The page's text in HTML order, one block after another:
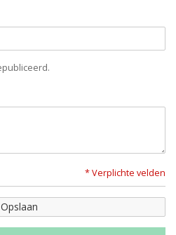
* Verplichte velden
Opslaan